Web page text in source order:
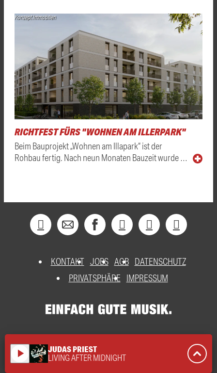
Konzept Immobilien
RICHTFEST FÜRS "WOHNEN AM ILLERPARK"
Beim Bauprojekt „Wohnen am Illapark“ ist der
Rohbau fertig. Nach neun Monaten Bauzeit wurde …
KONTAKT JOBS AGB DATENSCHUTZ
PRIVATSPHÄRE
IMPRESSUM
play_arrow JUDAS PRIEST
LIVING AFTER MIDNIGHT